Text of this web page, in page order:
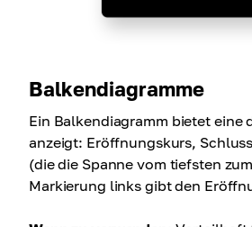
Balkendiagramme
Ein Balkendiagramm bietet
anzeigt: Eröffnungskurs,
(die die Spanne vom tiefsten
Markierung links gibt den